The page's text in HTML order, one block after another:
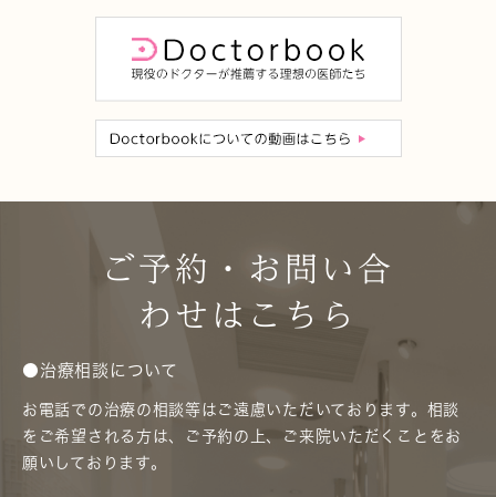
ご予約・お問い合
わせはこちら
●治療相談について
お電話での治療の相談等はご遠慮いただいております。相談
をご希望される方は、ご予約の上、ご来院いただくことをお
願いしております。